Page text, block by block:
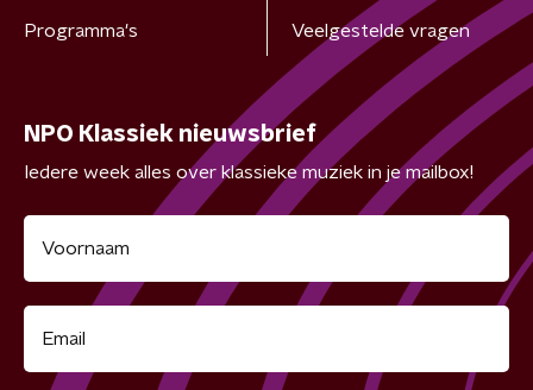
Programma's Veelgestelde vragen
NPO Klassiek nieuwsbrief
Iedere week alles over klassieke muziek in je mailbox!